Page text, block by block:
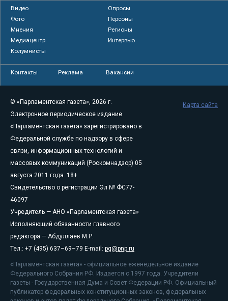
Видео
Опросы
Фото
Персоны
Мнения
Регионы
Медиацентр
Интервью
Колумнисты
Контакты Реклама Вакансии
© «Парламентская газета», 2026 г.
Электронное периодическое издание
«Парламентская газета» зарегистрировано в
Федеральной службе по надзору в сфере
связи, информационных технологий и
массовых коммуникаций (Роскомнадзор) 05
августа 2011 года. 18+
Свидетельство о регистрации Эл № ФС77-
46097
Учредитель — АНО «Парламентская газета»
Исполняющий обязанности главного
редактора — Абдуллаев М.Р.
Тел.: +7 (495) 637–69–79 E-mail: pg@pnp.ru
«Парламентская газета» - официальное еженедельное издание
Федерального Собрания РФ. Издается с 1997 года. Учредители
газеты - Государственная Дума и Совет Федерации РФ. Официальный
публикатор федеральных конституционных законов, федеральных
Карта сайта